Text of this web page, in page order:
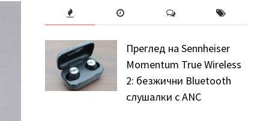
Преглед на Sennheiser
Momentum True Wireless
2: безжични Bluetooth
слушалки с ANC